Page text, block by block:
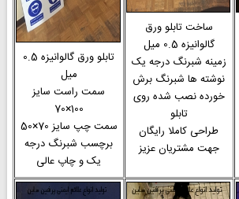
ساخت تابلو ورق
گالوانیزه 0.5 میل
زمینه شبرنگ درجه یک
نوشته ها شبرنگ برش
خورده نصب شده روی
تابلو
طراحی کاملا رایگان
جهت مشتریان عزیز
تابلو ورق گالوانیزه 0.5
میل
سمت راست سایز
100×70
سمت چپ سایز 70×50
برچسب شبرنگ درجه
یک و چاپ عالی